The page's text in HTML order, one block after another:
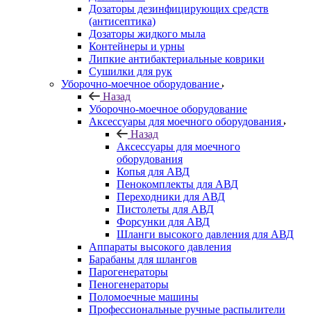
Дозаторы дезинфицирующих средств
(антисептика)
Дозаторы жидкого мыла
Контейнеры и урны
Липкие антибактериальные коврики
Сушилки для рук
Уборочно-моечное оборудование
Назад
Уборочно-моечное оборудование
Аксессуары для моечного оборудования
Назад
Аксессуары для моечного
оборудования
Копья для АВД
Пенокомплекты для АВД
Переходники для АВД
Пистолеты для АВД
Форсунки для АВД
Шланги высокого давления для АВД
Аппараты высокого давления
Барабаны для шлангов
Парогенераторы
Пеногенераторы
Поломоечные машины
Профессиональные ручные распылители